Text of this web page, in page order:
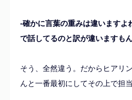
-確かに言葉の重みは違いますよ
で話してるのと訳が違いますも
そう、全然違う。だからヒアリ
んと一番最初にしてその上で担